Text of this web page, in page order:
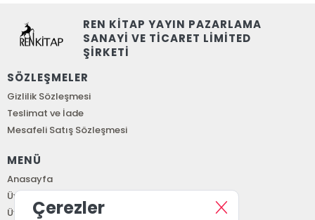
REN KİTAP YAYIN PAZARLAMA
SANAYİ VE TİCARET LİMİTED
ŞİRKETİ
SÖZLEŞMELER
Gizlilik Sözleşmesi
Teslimat ve İade
Mesafeli Satış Sözleşmesi
MENÜ
Anasayfa
Üye Girişi
Üye OlÇerezler